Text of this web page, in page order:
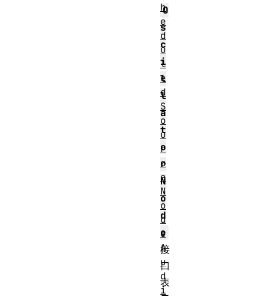
O
s
c
i
l
l
a
t
o
r
N
o
d
e
接
口
表
h
e
d
u
l
e
d
S
o
u
r
c
e
N
o
d
e
A
u
d
i